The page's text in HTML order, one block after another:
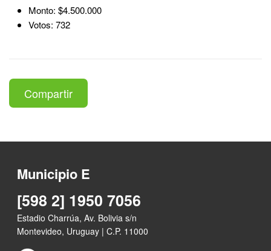
Monto: $4.500.000
Votos: 732
Compartir
Municipio E
[598 2] 1950 7056
Estadio Charrúa, Av. Bolivia s/n
Montevideo, Uruguay | C.P. 11000